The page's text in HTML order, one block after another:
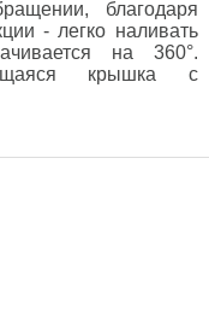
благодаря
- легко наливать
на 360°.
крышка с